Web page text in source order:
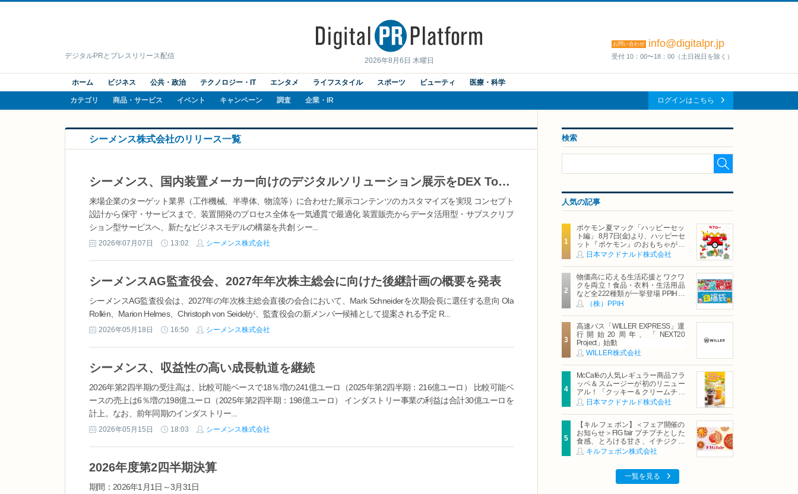
2026年8月6日 木曜日
デジタルPRとプレスリリース配信
お問い合わせ info@digitalpr.jp
受付 10：00〜18：00（土日祝日を除く）
ホーム ビジネス 公共・政治 テクノロジー・IT エンタメ ライフスタイル スポーツ ビューティ 医療・科学
カテゴリ 商品・サービス イベント キャンペーン 調査 企業・IR ログインはこちら
シーメンス株式会社のリリース一覧
シーメンス、国内装置メーカー向けのデジタルソリューション展示をDEX Tokyoにて開始
来場企業のターゲット業界（工作機械、半導体、物流等）に合わせた展示コンテンツのカスタマイズを実現 コンセプト
設計から保守・サービスまで、装置開発のプロセス全体を一気通貫で最適化 装置販売からデータ活用型・サブスクリプ
ション型サービスへ、新たなビジネスモデルの構築を共創 シー...
2026年07月07日 13:02 シーメンス株式会社
シーメンスAG監査役会、2027年年次株主総会に向けた後継計画の概要を発表
シーメンスAG監査役会は、2027年の年次株主総会直後の会合において、Mark Schneiderを次期会長に選任する意向 Ola
Rollén、Marion Helmes、Christoph von Seidelが、監査役会の新メンバー候補として提案される予定 R...
2026年05月18日 16:50 シーメンス株式会社
シーメンス、収益性の高い成長軌道を継続
2026年第2四半期の受注高は、比較可能ベースで18％増の241億ユーロ（2025年第2四半期：216億ユーロ） 比較可能ベ
ースの売上は6％増の198億ユーロ（2025年第2四半期：198億ユーロ） インダストリー事業の利益は合計30億ユーロを
計上。なお、前年同期のインダストリー...
2026年05月15日 18:03 シーメンス株式会社
2026年度第2四半期決算
期間：2026年1月1日～3月31日
検索
人気の記事
ポケモン夏マック「ハッピーセッ
ト編」 8月7日(金)より、ハッピーセ
ット『ポケモン』のおもちゃが期
間限定登場
日本マクドナルド株式会社
物価高に応える生活応援とワクワ
クを両立！食品・衣料・生活用品
など全222種類が一挙登場 PPIHグ
ループ「夏福袋」＆セール 8月6日
(木)より順次スタート
（株）PPIH
高速バス「WILLER EXPRESS」運
行開始20周年、「NEXT20
Project」始動
WILLER株式会社
McCaféの人気レギュラー商品フラ
ッペ＆スムージーが初のリニュー
アル！「クッキー＆クリームチョ
コフラッペ」「マンゴースムージ
ー」8月5日（水）から販売開始
日本マクドナルド株式会社
【キル フェ ボン】＜フェア開催の
お知らせ＞FIG fair プチプチとした
食感、とろける甘さ、イチジクの
魅力をたっぷりと。新作を含め、
イチジク尽くしの全4種が登場8月
キルフェボン株式会社
一覧を見る